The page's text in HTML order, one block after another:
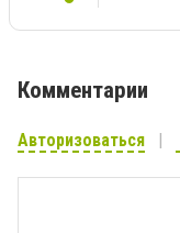
Комментарии
Авторизоваться